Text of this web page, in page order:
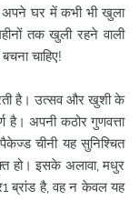
घर में कभी भी खुला
तक खुली रहने वाली
चाहिए!
है। उत्सव और खुशी के
है। अपनी कठोर गुणवत्ता
चीनी यह सुनिश्चित
हो। इसके अलावा, मधुर
ब्रांड है, वह न केवल यह